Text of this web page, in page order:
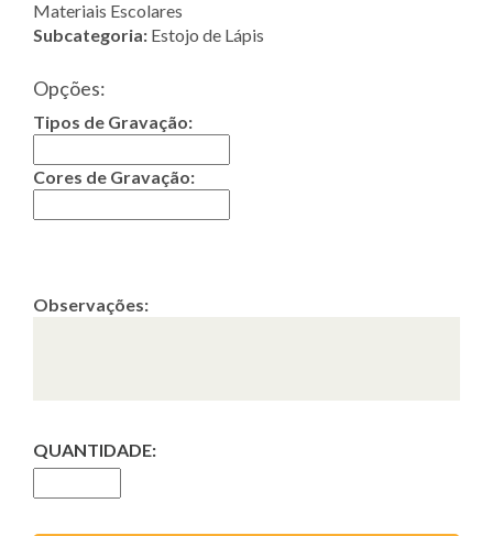
Materiais Escolares
Subcategoria: Estojo de Lápis
Opções:
Tipos de Gravação:
Cores de Gravação:
Observações:
QUANTIDADE: